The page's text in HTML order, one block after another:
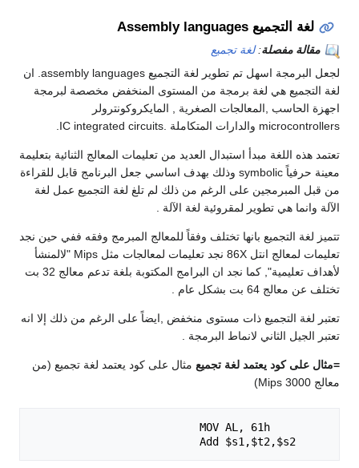
لغة التجميع Assembly languages
مقالة مفصلة:لغة تجميع
لجعل البرمجة اسهل تم تطوير لغة التجميع assembly languages. ان
لغة التجميع هي لغة برمجة من المستوى المنخفض مخصصة لبرمجة
اجهزة الحاسب ,المعالجات الصغرية , المايكروكونترولر
microcontrollers والدارات المتكاملة .IC integrated circuits.
تعتمد هذه اللغة مبدأ استبدال العديد من تعليمات المعالج الثنائية بتعليمة
معينة حرفياً symbolic وذلك بهدف اساسي جعل البرنامج قابل للقراءة
من قبل المبرمجين على الرغم من ذلك لم تلغ لغة التجميع عمل لغة
الآلة وانما هي تطوير لمقروئية لغة الآلة .
تتميز لغة التجميع بانها تختلف وفقاً للمعالج المبرمج وفقه ففي حين نجد
تعليمات لمعالج انتل 86X نجد تعليمات لمعالجات مثل Mips "لالمنشأ
لأهداف تعليمية", كما نجد ان البرامج المكتوبة بلغة تدعم معالج 32 بت
تختلف عن معالج 64 بت بشكل عام .
تعتبر لغة التجميع ذات مستوى منخفض ,ايضاً على الرغم من ذلك إلا انه
تعتبر الجيل الثاني لانماط البرمجة .
=مثال على كود يعتمد لغة تجميع مثال على كود يعتمد لغة تجميع (من
معالج Mips 3000)